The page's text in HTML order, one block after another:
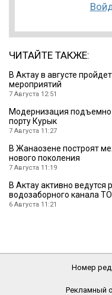
ЧИТАЙТЕ ТАКЖЕ:
В Актау в августе
мероприятий
7 Августа 12:51
Модернизация
порту Курык
7 Августа 11:27
В Жанаозене построят
нового поколения
7 Августа 11:19
В Актау активно ведутся
водозаборного канала
6 Августа 11:21
Номер
Рекламный